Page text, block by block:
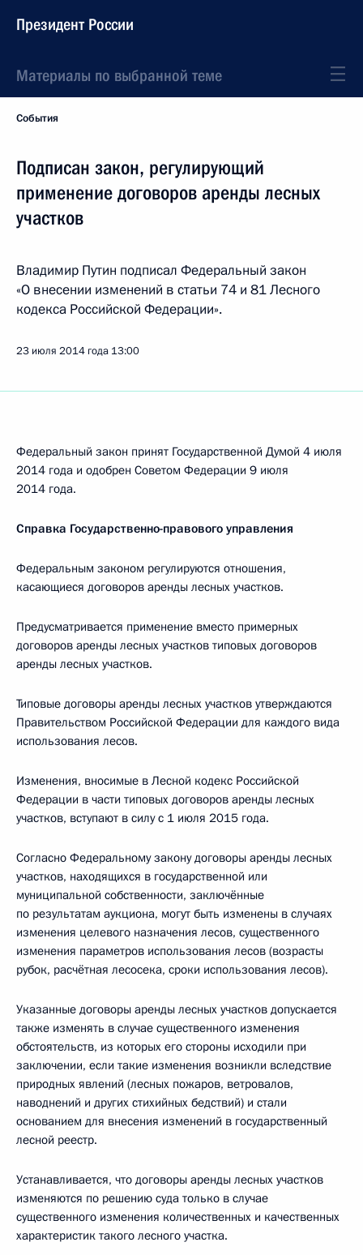
Президент России
Материалы по выбранной теме
События
Подписан закон, регулирующий
применение договоров аренды лесных
участков
Владимир Путин подписал Федеральный закон
«О внесении изменений в статьи 74 и 81 Лесного
кодекса Российской Федерации».
23 июля 2014 года 13:00
Федеральный закон принят Государственной Думой 4 июля
2014 года и одобрен Советом Федерации 9 июля
2014 года.
Справка Государственно-правового управления
Федеральным законом регулируются отношения,
касающиеся договоров аренды лесных участков.
Предусматривается применение вместо примерных
договоров аренды лесных участков типовых договоров
аренды лесных участков.
Типовые договоры аренды лесных участков утверждаются
Правительством Российской Федерации для каждого вида
использования лесов.
Изменения, вносимые в Лесной кодекс Российской
Федерации в части типовых договоров аренды лесных
участков, вступают в силу с 1 июля 2015 года.
Согласно Федеральному закону договоры аренды лесных
участков, находящихся в государственной или
муниципальной собственности, заключённые
по результатам аукциона, могут быть изменены в случаях
изменения целевого назначения лесов, существенного
изменения параметров использования лесов (возрасты
рубок, расчётная лесосека, сроки использования лесов).
Указанные договоры аренды лесных участков допускается
также изменять в случае существенного изменения
обстоятельств, из которых его стороны исходили при
заключении, если такие изменения возникли вследствие
природных явлений (лесных пожаров, ветровалов,
наводнений и других стихийных бедствий) и стали
основанием для внесения изменений в государственный
лесной реестр.
Устанавливается, что договоры аренды лесных участков
изменяются по решению суда только в случае
существенного изменения количественных и качественных
характеристик такого лесного участка.